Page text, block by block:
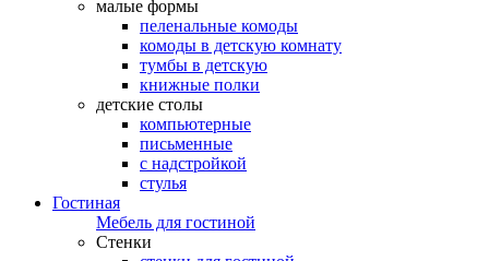
малые формы
пеленальные комоды
комоды в детскую комнату
тумбы в детскую
книжные полки
детские столы
компьютерные
письменные
с надстройкой
стулья
Гостиная
Мебель для гостиной
Стенки